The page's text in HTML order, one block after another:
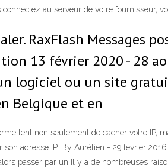
au serveur de votre fournisseur,
RaxFlash Messages
13 février 2020 - 28
logiciel ou un site
Belgique et en
non seulement de cacher votre
adresse IP. By Aurélien - 29 février
passer par un Il y a de nombreuses